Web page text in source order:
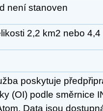
není stanoven
2,2 km2 nebo 4,4
poskytuje
(OI) podle směrnice
Data jsou